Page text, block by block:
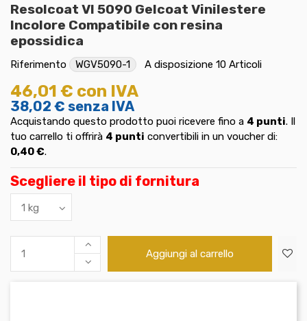
Resolcoat VI 5090 Gelcoat Vinilestere
Incolore Compatibile con resina
epossidica
Riferimento WGV5090-1 A disposizione 10 Articoli
46,01 € con IVA
38,02 € senza IVA
Acquistando questo prodotto puoi ricevere fino a 4 punti. Il
tuo carrello ti offrirà 4 punti convertibili in un voucher di:
0,40 €.
Scegliere il tipo di fornitura
Aggiungi al carrello